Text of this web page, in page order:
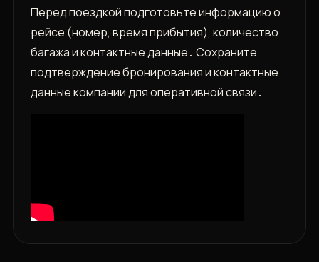
Перед поездкой подготовьте информацию о
рейсе (номер, время прибытия), количество
багажа и контактные данные․ Сохраните
подтверждение бронирования и контактные
данные компании для оперативной связи․